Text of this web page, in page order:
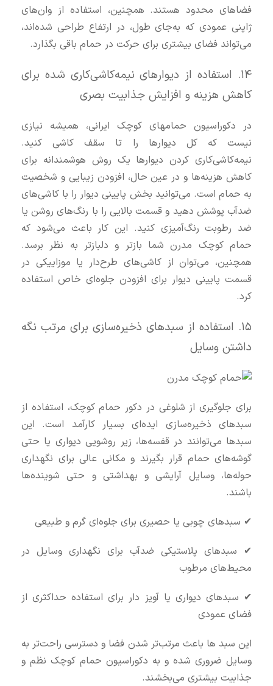
فضاهای محدود هستند. همچنین، استفاده از وان‌های
ژاپنی عمودی که به‌جای طول، در ارتفاع طراحی شده‌اند،
می‌تواند فضای بیشتری برای حرکت در حمام باقی بگذارد.
۱۴. استفاده از دیوارهای نیمه‌کاشی‌کاری شده برای
کاهش هزینه و افزایش جذابیت بصری
در دکوراسیون حمامهای کوچک ایرانی، همیشه نیازی
نیست که کل دیوارها را تا سقف کاشی کنید.
نیمه‌کاشی‌کاری کردن دیوارها یک روش هوشمندانه برای
کاهش هزینه‌ها و در عین حال، افزودن زیبایی و شخصیت
به حمام است. می‌توانید بخش پایینی دیوار را با کاشی‌های
ضد‌آب پوشش دهید و قسمت بالایی را با رنگ‌های روشن یا
ضد رطوبت رنگ‌آمیزی کنید. این کار باعث می‌شود که
حمام کوچک مدرن شما بازتر و دلبازتر به نظر برسد.
همچنین، می‌توان از کاشی‌های طرح‌دار یا موزاییکی در
قسمت پایینی دیوار برای افزودن جلوه‌ای خاص استفاده
کرد.
۱۵. استفاده از سبدهای ذخیره‌سازی برای مرتب نگه
داشتن وسایل
برای جلوگیری از شلوغی در دکور حمام کوچک، استفاده از
سبدهای ذخیره‌سازی ایده‌ای بسیار کارآمد است. این
سبدها می‌توانند در قفسه‌ها، زیر روشویی دیواری یا حتی
گوشه‌های حمام قرار بگیرند و مکانی عالی برای نگهداری
حوله‌ها، وسایل آرایشی و بهداشتی و حتی شوینده‌ها
باشند.
✔ سبدهای چوبی یا حصیری برای جلوه‌ای گرم و طبیعی
✔ سبدهای پلاستیکی ضد‌آب برای نگهداری وسایل در
محیط‌های مرطوب
✔ سبدهای دیواری یا آویز دار برای استفاده حداکثری از
فضای عمودی
این سبد ها باعث مرتب‌تر شدن فضا و دسترسی راحت‌تر به
وسایل ضروری شده و به دکوراسیون حمام کوچک نظم و
جذابیت بیشتری می‌بخشند.